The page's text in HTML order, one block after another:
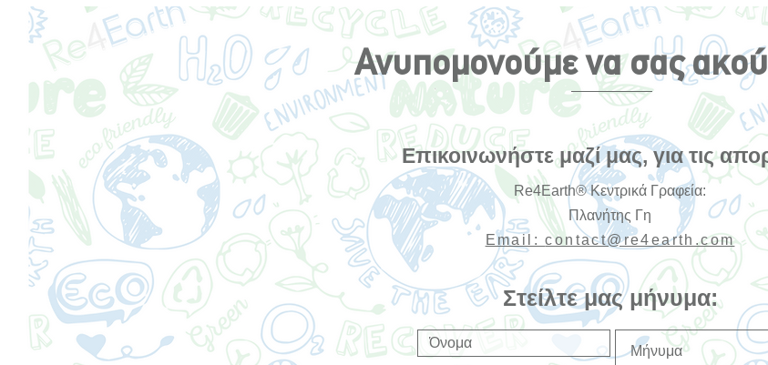
δέρμα σας λαμπερό όλο το
χρόνο!
καρναβαλιού: Ένα κρυφό
κόστος γιορτής
Ανυπομονούμε να σας
Επικοινωνήστε μαζί μας, για τις
Re4Earth® Κεντρικά Γραφεία:
Πλανήτης Γη
Email:contact@re4earth.com
Στείλτε μας μήνυμα: